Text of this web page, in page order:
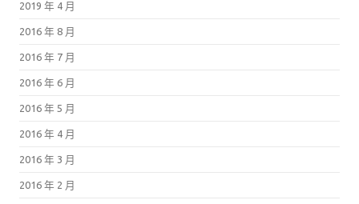
2019 年 4 月
2016 年 8 月
2016 年 7 月
2016 年 6 月
2016 年 5 月
2016 年 4 月
2016 年 3 月
2016 年 2 月